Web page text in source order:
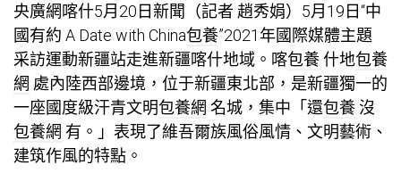
央廣網喀什5月20日新聞（記者 趙秀娟）5月19日“中
國有約 A Date with China包養”2021年國際媒體主題
采訪運動新疆站走進新疆喀什地域。喀包養什地包養
網 處內陸西部邊境，位于新疆東北部，是新疆獨一的
一座國度級汗青文明包養網 名城，集中「還包養沒
包養網 有。」表現了維吾爾族風俗風情、文明藝術、
建筑作風的特點。